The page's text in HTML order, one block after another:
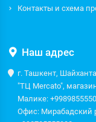
Контакты и схема
Наш адрес
г. Ташкент,
"ТЦ Mercato",
Малике:
Офис: Мирабадский